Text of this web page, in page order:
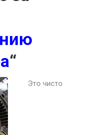
“
Это чисто